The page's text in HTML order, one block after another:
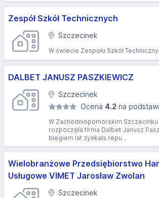
Zespół Szkół Technicznych
Szczecinek
W świecie Zespołu Szkół
DALBET JANUSZ PASZKIEWICZ
Szczecinek
Ocena 4.2 na
W Zachodniopomorskim Szczecinku
rozpoczęła firma Dalbet Janusz
biegiem lat zyskała repu...
Wielobranżowe Przedsiębiorstwo
Usługowe VIMET Jarosław Zwolan
Szczecinek